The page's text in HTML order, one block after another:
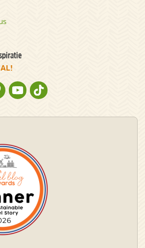
OP FACEBOOKOP INSTAGRAM
OP PINTEREST
NATURESCANNER OP YOUTUBE
NATURESCANNER OP TIKTOK